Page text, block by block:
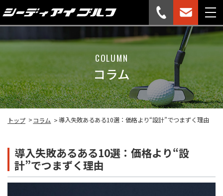
COLUMN
コラム
トップ コラム 導入失敗あるある10選：価格より“設計”でつまずく理由
導入失敗あるある10選：価格より“設
計”でつまずく理由